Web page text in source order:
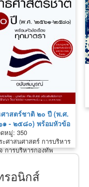
าสตร์ชาติ ๒๐ ปี (พ.ศ.
- ๒๕๘๐) พร้อมหัวข้อ
ทุกมาตรา ฉบับสมบูรณ์
หมู่: 350
ะศาสนศาสตร์ การบริหาร
การบริหารกองทัพ
รอนิกส์